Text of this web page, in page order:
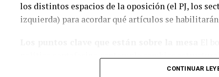
los distintos espacios de la oposición (el PJ, los
izquierda) para acordar qué artículos se
político santafesino contempla cambios
CONTINUAR